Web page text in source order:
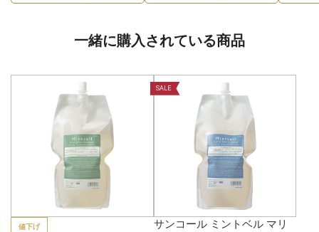
一緒に購入されている商品
値下げ
SALE
サンコール ミントベル マリ